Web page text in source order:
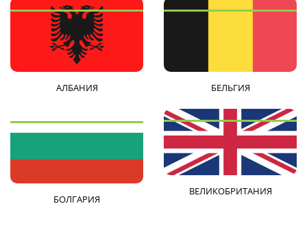
АЛБАНИЯ БЕЛЬГИЯ
БОЛГАРИЯ
ВЕЛИКОБРИТАНИЯ